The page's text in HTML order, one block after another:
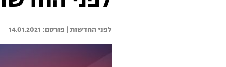
לפני החדשות | 14.01.2021